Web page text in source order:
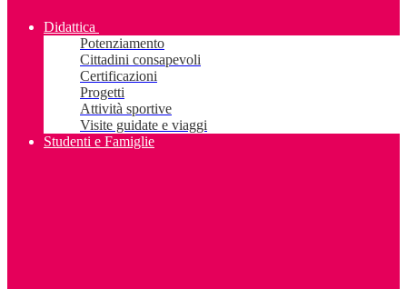
Didattica
Potenziamento
Cittadini consapevoli
Certificazioni
Progetti
Attività sportive
Visite guidate e viaggi
Studenti e Famiglie